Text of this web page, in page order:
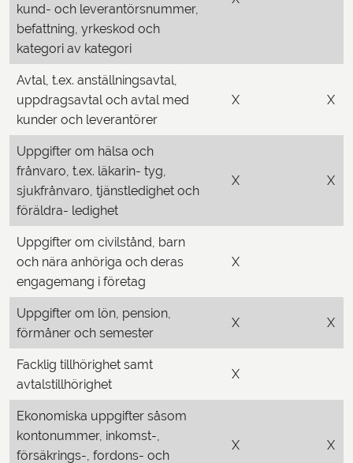
kund- och leverantörsnummer,
befattning, yrkeskod och
kategori av kategori
Avtal, t.ex. anställningsavtal,
uppdragsavtal och avtal med
kunder och leverantörer
X X
Uppgifter om hälsa och
frånvaro, t.ex. läkarin- tyg,
sjukfrånvaro, tjänstledighet och
föräldra- ledighet
X X
Uppgifter om civilstånd, barn
och nära anhöriga och deras
engagemang i företag
X
Uppgifter om lön, pension,
förmåner och semester
X X
Facklig tillhörighet samt
avtalstillhörighet
X
Ekonomiska uppgifter såsom
kontonummer, inkomst-,
försäkrings-, fordons- och
X X